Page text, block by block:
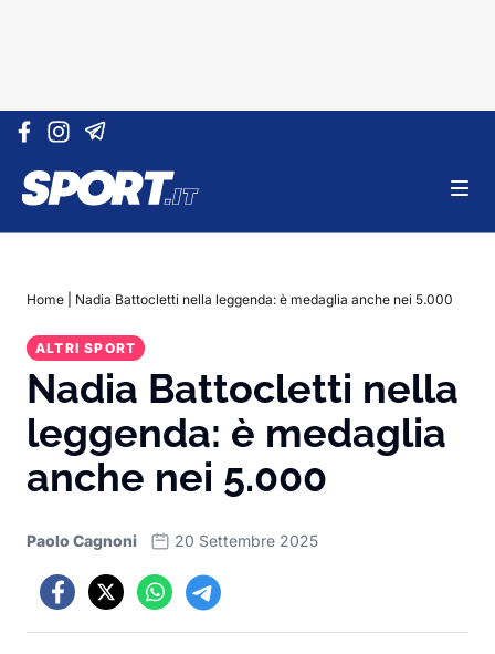
Vai al contenuto
Home Nadia Battocletti nella leggenda: è medaglia anche nei 5.000
ALTRI SPORT
Nadia Battocletti nella
leggenda: è medaglia
anche nei 5.000
Paolo Cagnoni 20 Settembre 2025